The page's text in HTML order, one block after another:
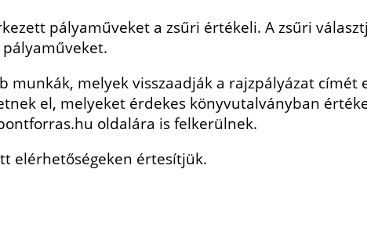
pályaműveket a zsűri értékeli. A zsűri
munkák, melyek visszaadják a rajzpályázat címét
el, melyeket érdekes könyvutalványban
oldalára is felkerülnek.
elérhetőségeken értesítjük.